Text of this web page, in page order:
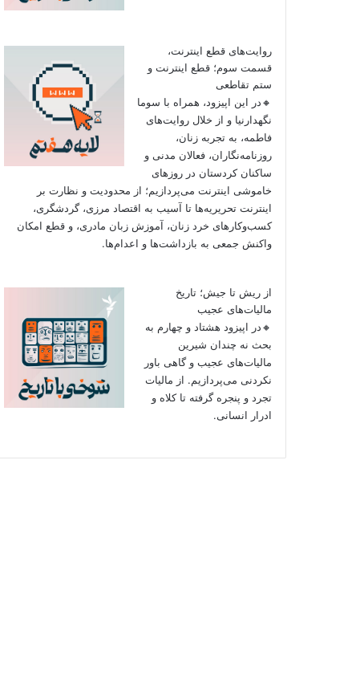
روایت‌های قطع اینترنت،
قسمت سوم؛ قطع اینترنت و
ستم تقاطعی
🔸در این اپیزود، همراه با سوما
نگهدارنیا و از خلال روایت‌های
فاطمه، به تجربه زنان،
روزنامه‌نگاران، فعالان مدنی و
ساکنان کردستان در روزهای
خاموشی اینترنت می‌پردازیم؛ از محدودیت و نظارت بر
اینترنت تحریریه‌ها تا آسیب به اقتصاد مرزی، گردشگری،
کسب‌وکارهای خرد زنان، آموزش زبان مادری، و قطع امکان
واکنش جمعی به بازداشت‌ها و اعدام‌ها.
از ریش تا جیش؛ تاریخ
مالیات‌های عجیب
🔸در اپیزود هشتاد و چهارم به
بحث نه چندان شیرین
مالیات‌های عجیب و گاهی باور
نکردنی‌ می‌پردازیم. از مالیات
تجرد و پنجره گرفته تا کلاه و
ادرار انسانی.